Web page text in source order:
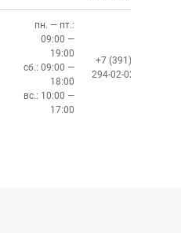
пн. — пт.:
09:00 —
19:00
сб.: 09:00 —
18:00
вс.: 10:00 —
17:00
+7 (391)
294-02-02